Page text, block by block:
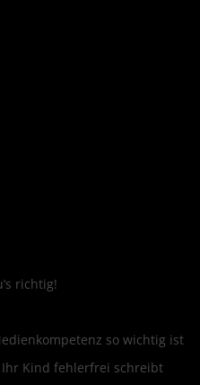
richtig!
so wichtig ist
Kind fehlerfrei schreibt